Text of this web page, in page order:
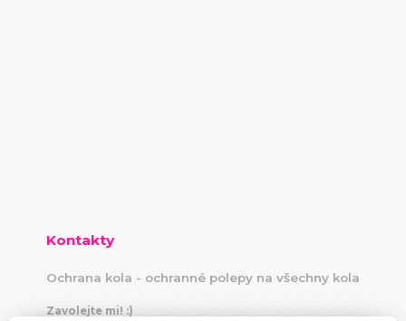
Kontakty
Ochrana kola - ochranné polepy na všechny kola
Zavolejte mi! :)